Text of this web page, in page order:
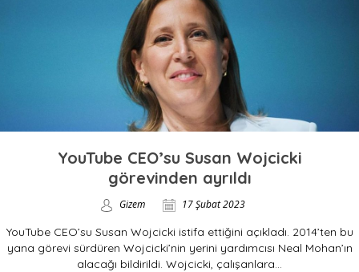
YouTube CEO’su Susan Wojcicki
görevinden ayrıldı
Gizem 17 Şubat 2023
YouTube CEO’su Susan Wojcicki istifa ettiğini açıkladı. 2014’ten bu
yana görevi sürdüren Wojcicki’nin yerini yardımcısı Neal Mohan’ın
alacağı bildirildi. Wojcicki, çalışanlara...